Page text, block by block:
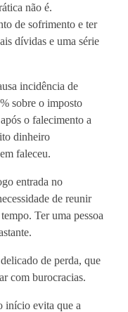
não é.
de sofrimento e ter
dívidas e uma série
incidência de
sobre o imposto
o falecimento a
dinheiro
faleceu.
entrada no
de reunir
Ter uma pessoa
de perda, que
com burocracias.
início evita que a